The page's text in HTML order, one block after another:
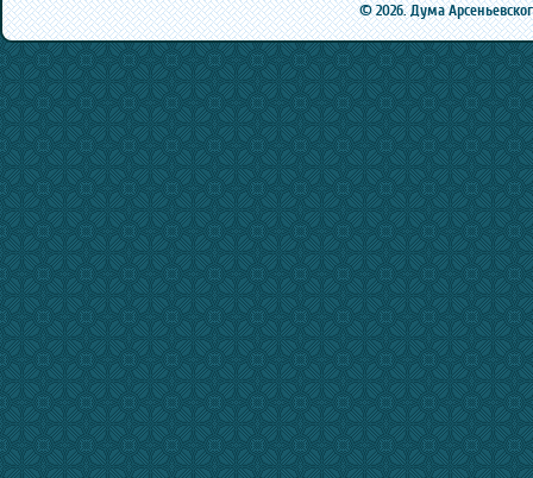
© 2026. Дума